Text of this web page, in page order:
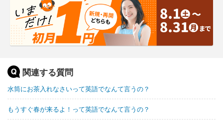
関連する質問
水筒にお茶入れなさいって英語でなんて言うの？
もうすぐ春が来るよ！って英語でなんて言うの？